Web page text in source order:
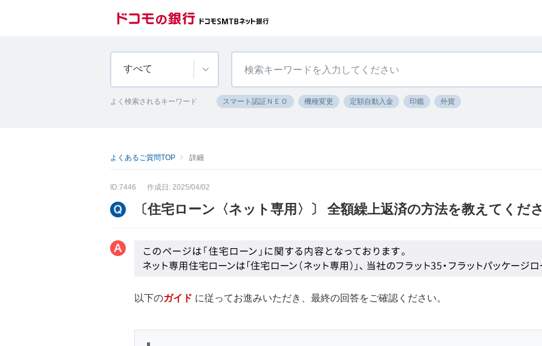
すべて
よく検索されるキーワード スマート認証ＮＥＯ 機種変更 定額自動入金 印鑑 外貨
よくあるご質問TOP 詳細
ID:7446 作成日: 2025/04/02
〔住宅ローン〈ネット専用〉〕 全額繰上返済の方法を教えてくだ
以下のガイド に従ってお進みいただき、最終の回答をご確認ください。